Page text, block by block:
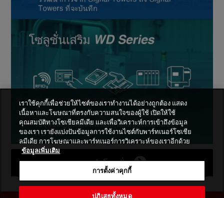
แนะนำโซลูชั่น
เราใช้คุกกี้เพื่อช่วยให้ไซต์ของเราทำงานได้อย่างถูกต้อง แสดง
เนื้อหาและโฆษณาที่ตรงกับความสนใจของผู้ใช้ เปิดให้ใช้
คุณสมบัติทางโซเชียลมีเดีย และเพื่อวิเคราะห์การเข้าถึงข้อมูล
ของเรา เรายังแบ่งปันข้อมูลการใช้งานไซต์กับพาร์ทเนอร์โซเชีย
ลมีเดีย การโฆษณาและพาร์ทเนอร์การวิเคราะห์ของเราอีกด้วย
ข้อมูลเพิ่มเติม
การตั้งค่าคุกกี้
ปฏิเสธทั้งหมด